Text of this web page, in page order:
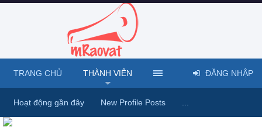
TRANG CHỦ THÀNH VIÊN
Hoạt động gần đây New Profile Posts
ĐĂNG NHẬP